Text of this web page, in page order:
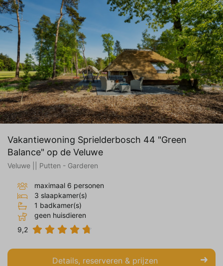
Vakantiewoning Sprielderbosch 44 "Green
Balance" op de Veluwe
Veluwe || Putten - Garderen
maximaal 6 personen
3 slaapkamer(s)
1 badkamer(s)
geen huisdieren
9,2
Details, reserveren & prijzen